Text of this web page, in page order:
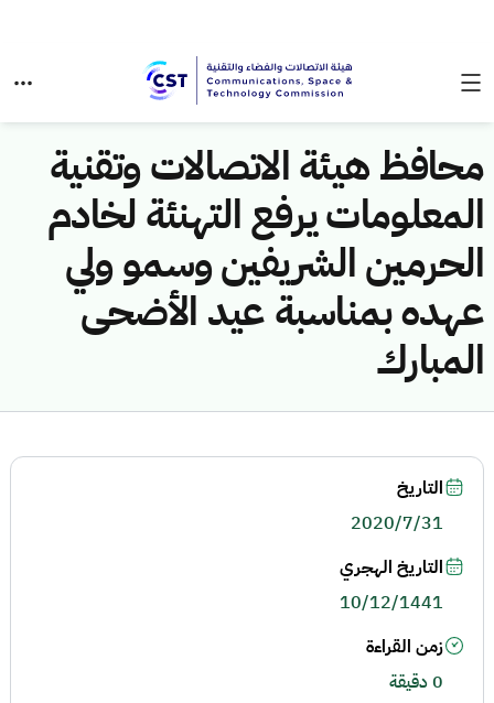
محافظ هيئة الاتصالات وتقنية
المعلومات يرفع التهنئة لخادم
الحرمين الشريفين وسمو ولي
عهده بمناسبة عيد الأضحى
المبارك
التاريخ
2020/7/31
التاريخ الهجري
10/12/1441
زمن القراءة
0 دقيقة